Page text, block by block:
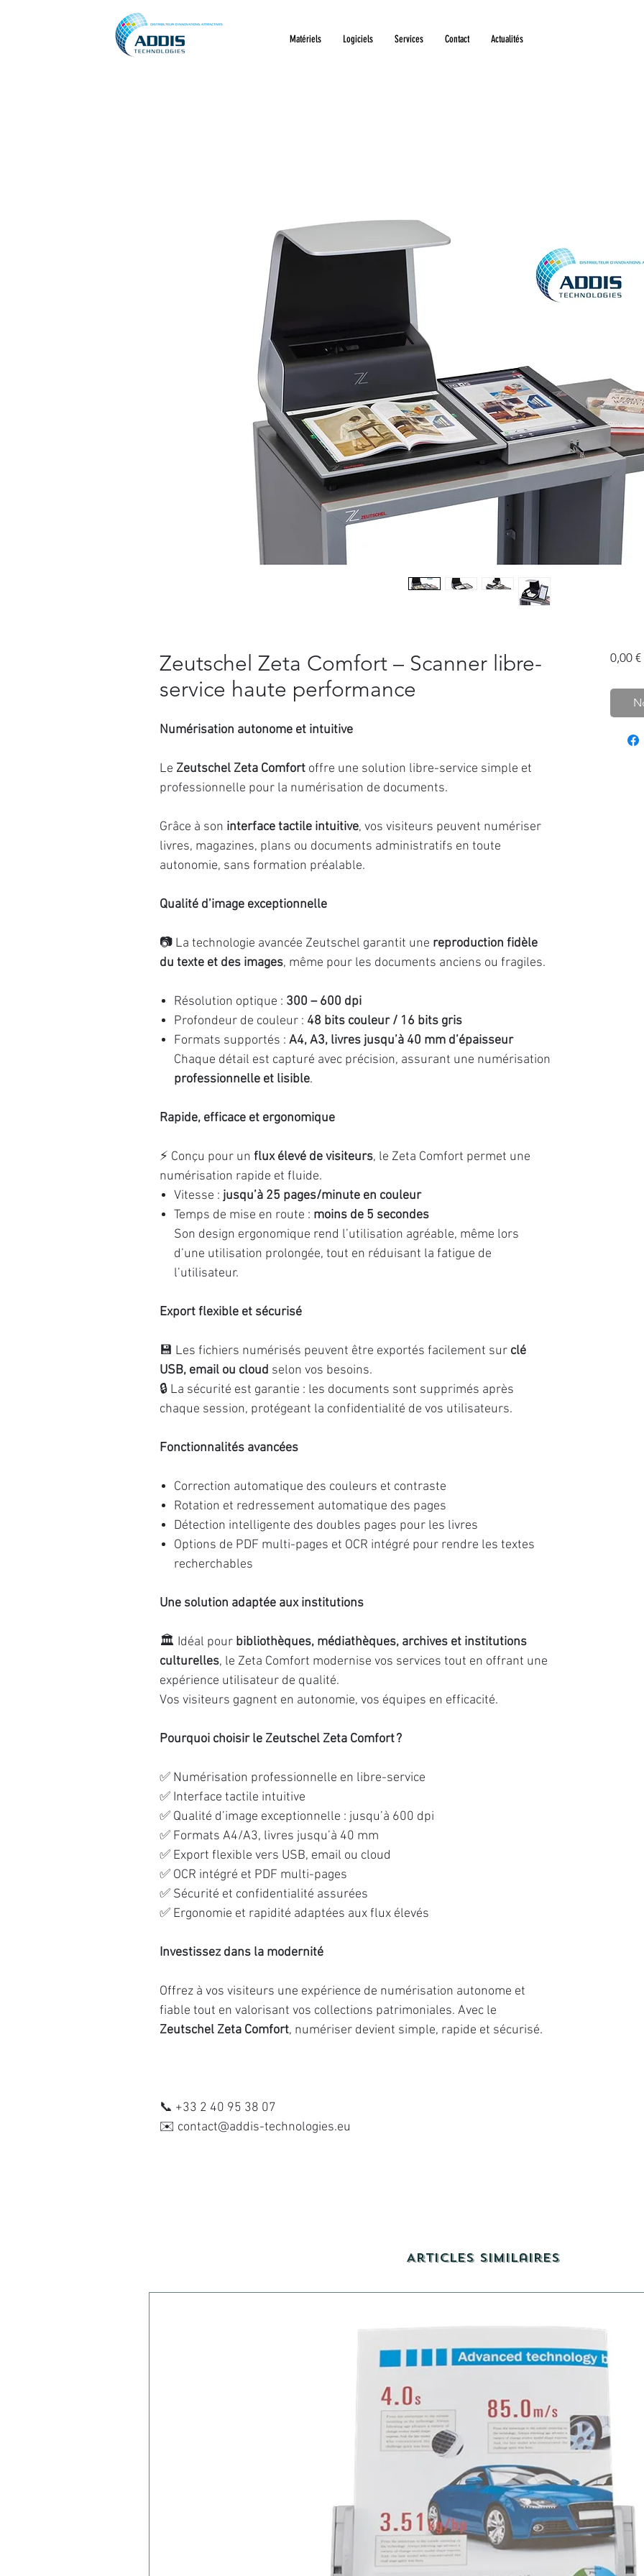
Matériels Logiciels Services Contact Actualités
Zeutschel Zeta Comfort – Scanner libre-
service haute performance
Numérisation autonome et intuitive
Le Zeutschel Zeta Comfort offre une solution libre-service simple et
professionnelle pour la numérisation de documents.
Grâce à son interface tactile intuitive, vos visiteurs peuvent numériser
livres, magazines, plans ou documents administratifs en toute
autonomie, sans formation préalable.
Qualité d’image exceptionnelle
📷 La technologie avancée Zeutschel garantit une reproduction fidèle
du texte et des images, même pour les documents anciens ou fragiles.
Résolution optique : 300 – 600 dpi
Profondeur de couleur : 48 bits couleur / 16 bits gris
Formats supportés : A4, A3, livres jusqu’à 40 mm d’épaisseur
Chaque détail est capturé avec précision, assurant une numérisation
professionnelle et lisible.
Rapide, efficace et ergonomique
⚡ Conçu pour un flux élevé de visiteurs, le Zeta Comfort permet une
numérisation rapide et fluide.
Vitesse : jusqu’à 25 pages/minute en couleur
Temps de mise en route : moins de 5 secondes
Son design ergonomique rend l’utilisation agréable, même lors
d’une utilisation prolongée, tout en réduisant la fatigue de
l’utilisateur.
Export flexible et sécurisé
💾 Les fichiers numérisés peuvent être exportés facilement sur clé
USB, email ou cloud selon vos besoins.
🔒 La sécurité est garantie : les documents sont supprimés après
chaque session, protégeant la confidentialité de vos utilisateurs.
Fonctionnalités avancées
Correction automatique des couleurs et contraste
Rotation et redressement automatique des pages
Détection intelligente des doubles pages pour les livres
Options de PDF multi-pages et OCR intégré pour rendre les textes
recherchables
Une solution adaptée aux institutions
🏛️ Idéal pour bibliothèques, médiathèques, archives et institutions
culturelles, le Zeta Comfort modernise vos services tout en offrant une
expérience utilisateur de qualité.
Vos visiteurs gagnent en autonomie, vos équipes en efficacité.
Pourquoi choisir le Zeutschel Zeta Comfort ?
✅ Numérisation professionnelle en libre-service
✅ Interface tactile intuitive
✅ Qualité d’image exceptionnelle : jusqu’à 600 dpi
✅ Formats A4/A3, livres jusqu’à 40 mm
✅ Export flexible vers USB, email ou cloud
✅ OCR intégré et PDF multi-pages
✅ Sécurité et confidentialité assurées
✅ Ergonomie et rapidité adaptées aux flux élevés
Investissez dans la modernité
Offrez à vos visiteurs une expérience de numérisation autonome et
fiable tout en valorisant vos collections patrimoniales. Avec le
Zeutschel Zeta Comfort, numériser devient simple, rapide et sécurisé.
📞 +33 2 40 95 38 07
✉️ contact@addis-technologies.eu
0,00 €
Articles similaires